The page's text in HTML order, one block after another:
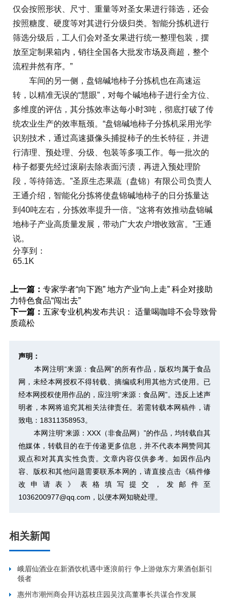
仅会按照形状、尺寸、重量等对圣女果进行筛选，还会
按照糖度、硬度等对其进行分级归类。智能分拣机进行
筛选分级后，工人们会对圣女果进行统一整理包装，摆
放至定制果箱内，销往全国各大批发市场及商超，整个
流程井然有序。”
车间的另一侧，盘锦碱地柿子分拣机也在高速运
转，以精准无误的“慧眼”，对每个碱地柿子进行全方位、
多维度的评估，其分拣效率达每小时3吨，彻底打破了传
统农业生产的效率瓶颈。“盘锦碱地柿子分拣机采用光学
识别技术，通过高速摄像头捕捉柿子的生长特征，并进
行清理、预处理、分级、包装等多项工作。每一批次的
柿子都要先经过滚刷去除表面污渍，再进入预处理阶
段，等待筛选。”圣原生态果蔬（盘锦）有限公司负责人
王通介绍，智能化分拣将使盘锦碱地柿子的日分拣量达
到40吨左右，分拣效率提升一倍。“这将有效推动盘锦碱
地柿子产业高质量发展，带动广大农户增收致富。”王通
说。
分享到：
65.1K
上一篇： 专家学者“向下跑” 地方产业“向上走” 科企对接助
力特色食品“闯出去”
下一篇： 五家专业机构发布共识： 适量喝咖啡不会导致骨
质疏松
声明：
本网注明“来源：食品网”的所有作品，版权均属于食品
网，未经本网授权不得转载、摘编或利用其他方式使用。已
经本网授权使用作品的，应注明“来源：食品网”。违反上述声
明者，本网将追究其相关法律责任。若需转载本网稿件，请
致电：18311358953。
本网注明“来源：XXX（非食品网）”的作品，均转载自其
他媒体，转载目的在于传递更多信息，并不代表本网赞同其
观点和对其真实性负责。文章内容仅供参考。如因作品内
容、版权和其他问题需要联系本网的，请直接点击 《稿件修
改申请表》 表格填写提交，发邮件至
1036200977@qq.com，以便本网知晓处理。
相关新闻
峨眉仙酒业在新酒饮机遇中逐浪前行 争上游做东方果酒创新引
领者
惠州市潮州商会拜访荔枝庄园吴汶高董事长共谋合作发展